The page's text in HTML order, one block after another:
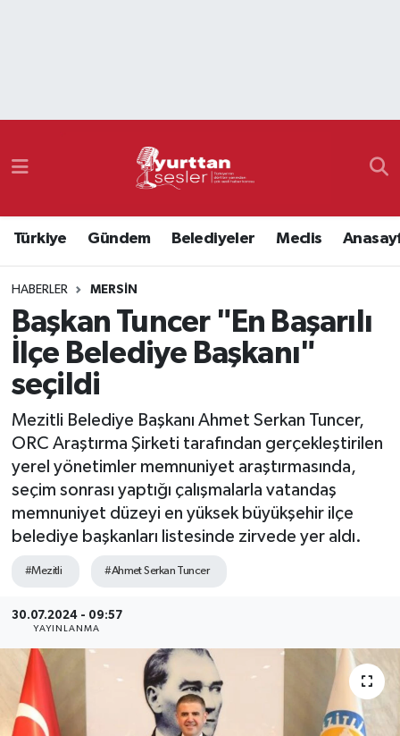
Türkiye Gündem Belediyeler Meclis
HABERLER MERSIN
Başkan Tuncer "En Başarılı
İlçe Belediye Başkanı"
seçildi
Mezitli Belediye Başkanı Ahmet Serkan Tuncer,
ORC Araştırma Şirketi tarafından gerçekleştirilen
yerel yönetimler memnuniyet araştırmasında,
seçim sonrası yaptığı çalışmalarla vatandaş
memnuniyet düzeyi en yüksek büyükşehir ilçe
belediye başkanları listesinde zirvede yer aldı.
#Mezitli #Ahmet Serkan Tuncer
30.07.2024 - 09:57
YAYINLANMA
Namaz Vakitleri
Süper Lig Puan Durumu ve Fikstür
Tüm Manşetler
Son Dakika Haberleri
Haber Arşivi